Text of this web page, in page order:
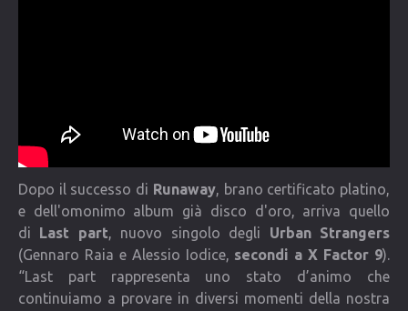
Dopo il successo di Runaway, brano certificato platino,
e dell'omonimo album già disco d'oro, arriva quello
di Last part , nuovo singolo degli Urban Strangers
(Gennaro Raia e Alessio Iodice, secondi a X Factor 9).
“Last part rappresenta uno stato d’animo che
continuiamo a provare in diversi momenti della nostra